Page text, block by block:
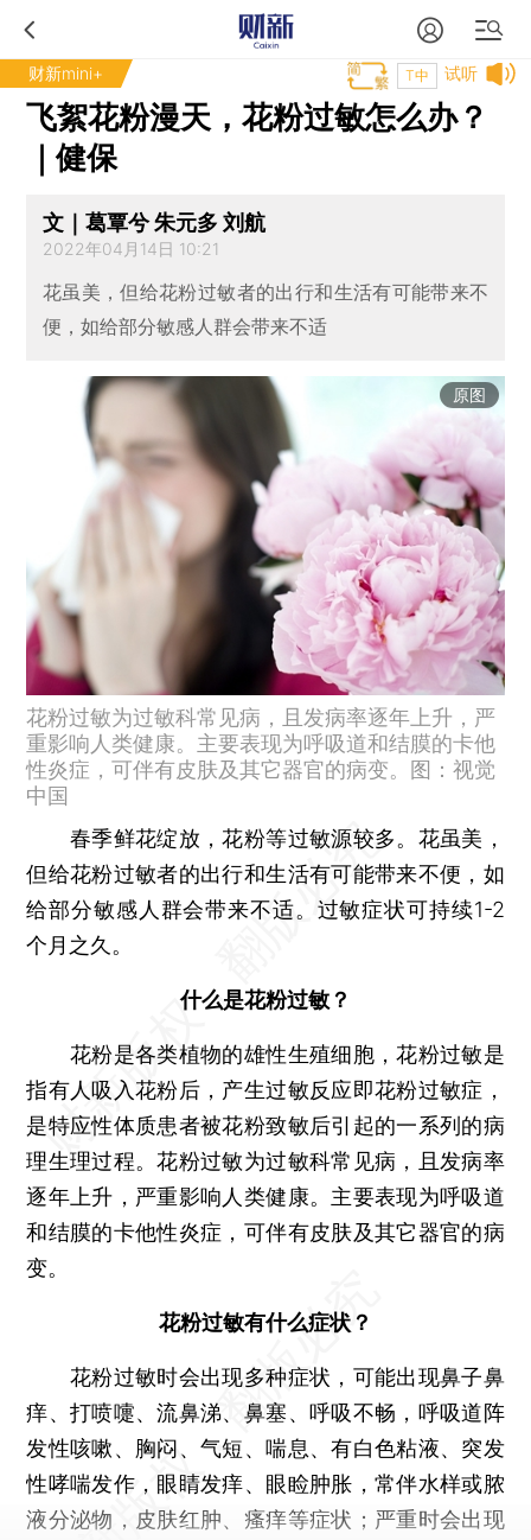
财新mini+ 试听
T中
飞絮花粉漫天，花粉过敏怎么办？
｜健保
文｜葛覃兮 朱元多 刘航
2022年04月14日 10:21
花虽美，但给花粉过敏者的出行和生活有可能带来不
便，如给部分敏感人群会带来不适
原图
花粉过敏为过敏科常见病，且发病率逐年上升，严
重影响人类健康。主要表现为呼吸道和结膜的卡他
性炎症，可伴有皮肤及其它器官的病变。图：视觉
中国
春季鲜花绽放，花粉等过敏源较多。花虽美，
但给花粉过敏者的出行和生活有可能带来不便，如
给部分敏感人群会带来不适。过敏症状可持续1-2
个月之久。
什么是花粉过敏？
花粉是各类植物的雄性生殖细胞，花粉过敏是
指有人吸入花粉后，产生过敏反应即花粉过敏症，
是特应性体质患者被花粉致敏后引起的一系列的病
理生理过程。花粉过敏为过敏科常见病，且发病率
逐年上升，严重影响人类健康。主要表现为呼吸道
和结膜的卡他性炎症，可伴有皮肤及其它器官的病
变。
花粉过敏有什么症状？
花粉过敏时会出现多种症状，可能出现鼻子鼻
痒、打喷嚏、流鼻涕、鼻塞、呼吸不畅，呼吸道阵
发性咳嗽、胸闷、气短、喘息、有白色粘液、突发
性哮喘发作，眼睛发痒、眼睑肿胀，常伴水样或脓
液分泌物，皮肤红肿、瘙痒等症状；严重时会出现